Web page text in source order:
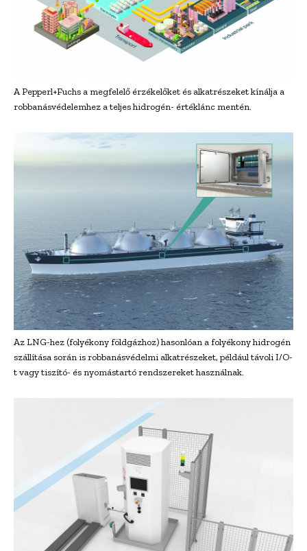
A Pepperl+Fuchs a megfelelő érzékelőket és alkatrészeket kínálja a
robbanásvédelemhez a teljes hidrogén- értéklánc mentén.
Az LNG-hez (folyékony földgázhoz) hasonlóan a folyékony hidrogén
szállítása során is robbanásvédelmi alkatrészeket, például távoli I/O-
t vagy tiszító- és nyomástartó rendszereket használnak.